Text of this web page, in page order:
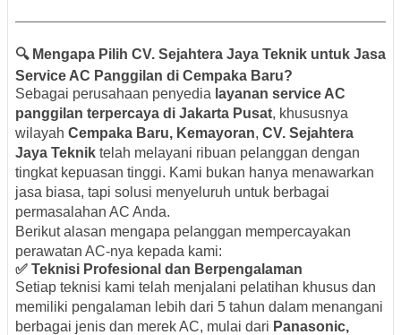
🔍 Mengapa Pilih CV. Sejahtera Jaya Teknik untuk Jasa
Service AC Panggilan di Cempaka Baru?
Sebagai perusahaan penyedia layanan service AC
panggilan terpercaya di Jakarta Pusat, khususnya
wilayah Cempaka Baru, Kemayoran, CV. Sejahtera
Jaya Teknik telah melayani ribuan pelanggan dengan
tingkat kepuasan tinggi. Kami bukan hanya menawarkan
jasa biasa, tapi solusi menyeluruh untuk berbagai
permasalahan AC Anda.
Berikut alasan mengapa pelanggan mempercayakan
perawatan AC-nya kepada kami:
✅ Teknisi Profesional dan Berpengalaman
Setiap teknisi kami telah menjalani pelatihan khusus dan
memiliki pengalaman lebih dari 5 tahun dalam menangani
berbagai jenis dan merek AC, mulai dari Panasonic,